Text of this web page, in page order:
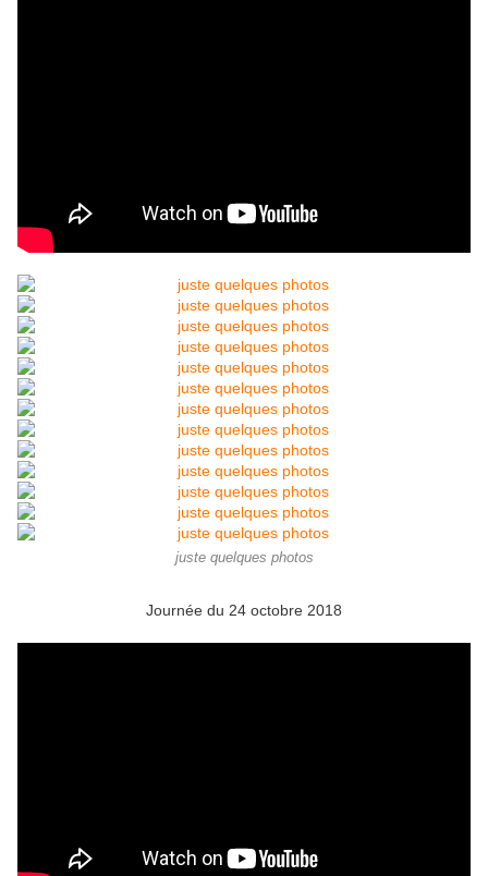
juste quelques photos
Journée du 24 octobre 2018